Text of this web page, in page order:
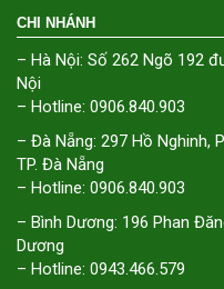
CHI NHÁNH
– Hà Nội: Số 262 Ngõ 192
Nội
– Hotline: 0906.840.903
– Đà Nẵng: 297 Hồ Nghinh,
TP. Đà Nẵng
– Hotline: 0906.840.903
– Bình Dương: 196 Phan
Dương
– Hotline: 0943.466.579